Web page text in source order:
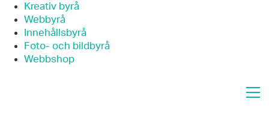
Kreativ byrå
Webbyrå
Innehållsbyrå
Foto- och bildbyrå
Webbshop